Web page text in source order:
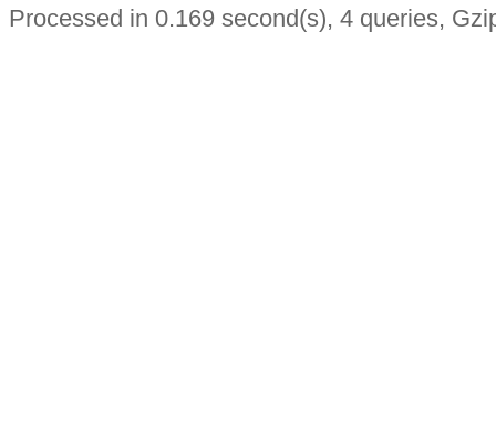
Processed in 0.169 second(s), 4 queries,